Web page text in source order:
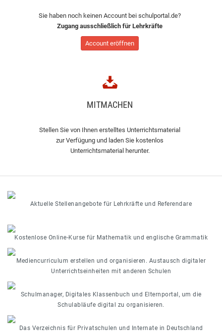
Sie haben noch keinen Account bei schulportal.de?
Zugang ausschließlich für Lehrkräfte
Account eröffnen
MITMACHEN
Stellen Sie von Ihnen erstelltes Unterrichtsmaterial
zur Verfügung und laden Sie kostenlos
Unterrichtsmaterial herunter.
Aktuelle Stellenangebote für Lehrkräfte und Referendare
Kostenlose Online-Kurse für Mathematik und englische Grammatik
Mediencurriculum erstellen und organisieren. Austausch digitaler
Unterrichtseinheiten mit anderen Schulen
Schulmanager, Digitales Klassenbuch und Elternportal, um die
Schulabläufe digital zu organisieren.
Das Verzeichnis für Privatschulen und Internate in Deutschland